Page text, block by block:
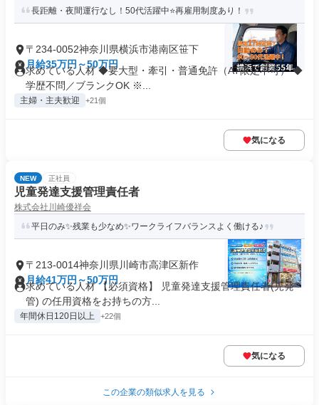
長距離・夜間運行なし！50代活躍中⭐再雇用制度あり！
〒234-0052神奈川県横浜市港南区笹下
月給35万円～50万円
求めている人材 ◆要大型・牽引・普通免許（AT限定不可） ◆
学歴不問／ブランクOK ※...
主婦・主夫歓迎 +21個
気になる
NEW 正社員
児童発達支援管理責任者
株式会社川崎優祥会
平日のみ✨残業も少なめ✨ワークライフバランスよく働ける♪
〒213-0014神奈川県川崎市高津区新作
月給41万円～50万円
求めている人材 【必須資格】 児童発達支援管理責任者(児発
管) の任用資格をお持ちの方...
年間休日120日以上 +22個
気になる
この企業の類似求人を見る